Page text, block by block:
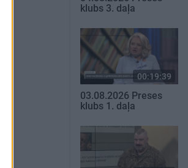
klubs 3. daļa
00:19:39
03.08.2026 Preses
klubs 1. daļa